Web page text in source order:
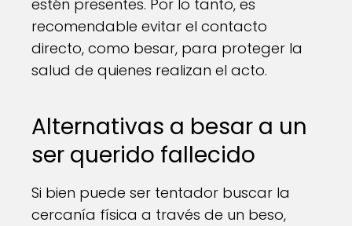
estén presentes. Por lo tanto, es
recomendable evitar el contacto
directo, como besar, para proteger la
salud de quienes realizan el acto.
Alternativas a besar a un
ser querido fallecido
Si bien puede ser tentador buscar la
cercanía física a través de un beso,